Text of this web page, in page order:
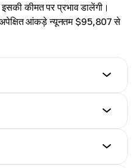
कीमत पर प्रभाव डालेंगी।
आंकड़े न्यूनतम $95,807 से